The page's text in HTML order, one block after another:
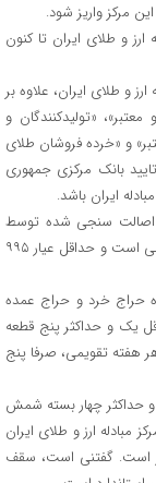
مرکز واریز شود.
مبادله ارز و طلای ایران تا کنون
و طلای ایران، علاوه بر
«تولیدکنندگان و
و «خرده فروشان طلای
بانک مرکزی جمهوری
ایران باشد.
اصالت سنجی شده توسط
آزمایشگاه مورد تایید سازمان استاندارد ایران و یک کیلوگرمی است و حداقل عیار ۹۹۵
حراج خرد و حراج عمده
یک و حداکثر پنج قطعه
تقویمی، صرفا پنج
حداکثر چهار بسته شمش
ارز و طلای ایران
کیلوگرمی با عیار ۹۹۵ در هزار است. گفتنی است، سقف